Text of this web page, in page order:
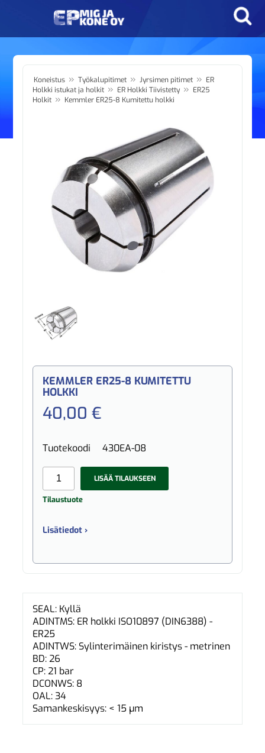
Koneistus » Työkalupitimet » Jyrsimen pitimet » ER
Holkki istukat ja holkit » ER Holkki Tiivistetty » ER25
Holkit » Kemmler ER25-8 Kumitettu holkki
KEMMLER ER25-8 KUMITETTU
HOLKKI
40,00 €
Tuotekoodi 430EA-08
LISÄÄ TILAUKSEEN
Tilaustuote
Lisätiedot ›
SEAL: Kyllä
ADINTMS: ER holkki ISO10897 (DIN6388) -
ER25
ADINTWS: Sylinterimäinen kiristys - metrinen
BD: 26
CP: 21 bar
DCONWS: 8
OAL: 34
Samankeskisyys: < 15 µm